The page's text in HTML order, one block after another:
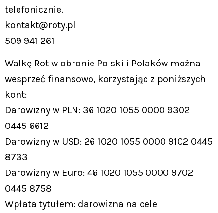
telefonicznie.
kontakt@roty.pl
509 941 261
Walkę Rot w obronie Polski i Polaków można
wesprzeć finansowo, korzystając z poniższych
kont:
Darowizny w PLN: 36 1020 1055 0000 9302
0445 6612
Darowizny w USD: 26 1020 1055 0000 9102 0445
8733
Darowizny w Euro: 46 1020 1055 0000 9702
0445 8758
Wpłata tytułem: darowizna na cele